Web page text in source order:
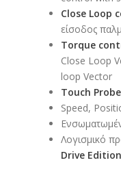
Close Loop
είσοδος
Torque
Close Loop
loop Vector
Touch Probe
Speed,
Λογισμικό
Drive